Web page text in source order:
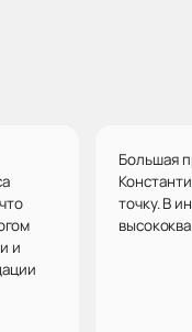
и
Большая
точку. В